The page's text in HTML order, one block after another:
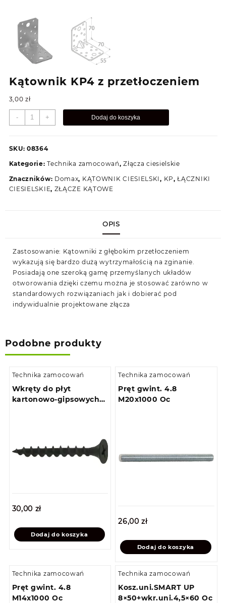
Kątownik KP4 z przetłoczeniem
3,00 zł
-
ilość
Kątownik
z
+ Dodaj do koszyka
SKU: 08364
Kategorie:Technika zamocowań,Złącza ciesielskie
Znaczników: Domax, KĄTOWNIK CIESIELSKI, KP,ŁĄCZNIKI
CIESIELSKIE, ZŁĄCZE KĄTOWE
OPIS
Zastosowanie: Kątowniki z głębokim przetłoczeniem
wykazują się bardzo dużą wytrzymałością na zginanie.
Posiadają one szeroką gamę przemyślanych układów
otworowania dzięki czemu można je stosować zarówno w
standardowych rozwiązaniach jak i dobierać pod
indywidualnie projektowane złącza
Podobne produkty
Technika zamocowań
Wkręty do płyt
kartonowo-gipsowych
30,00 zł
Dodaj do koszyka
Technika zamocowań
Pręt gwint. 4.8
M20x1000 Oc
26,00zł
Dodaj do koszyka
Technika zamocowań
Pręt gwint. 4.8
M14x1000 Oc
Technika zamocowań
Kosz.uni.SMART UP
8×50+wkr.uni.4,5×60 Oc